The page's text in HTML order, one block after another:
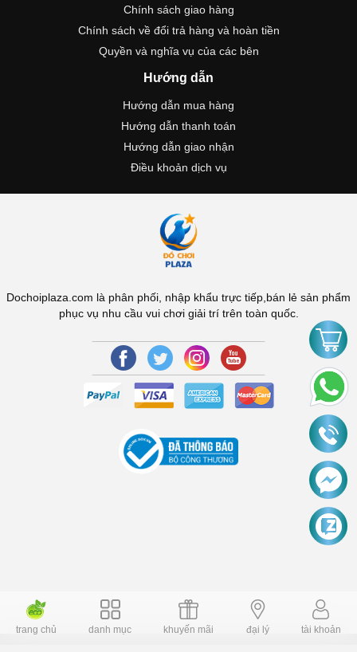
Chính sách giao hàng
Chính sách về đổi trả hàng và hoàn tiền
Quyền và nghĩa vụ của các bên
Hướng dẫn
Hướng dẫn mua hàng
Hướng dẫn thanh toán
Hướng dẫn giao nhận
Điều khoản dịch vụ
Dochoiplaza.com là phân phối, nhập khẩu trực tiếp,bán lẻ sản phẩm
phục vụ nhu cầu vui chơi giải trí trên toàn quốc.
trang chủ danh mục khuyến mãi đại lý tài khoản